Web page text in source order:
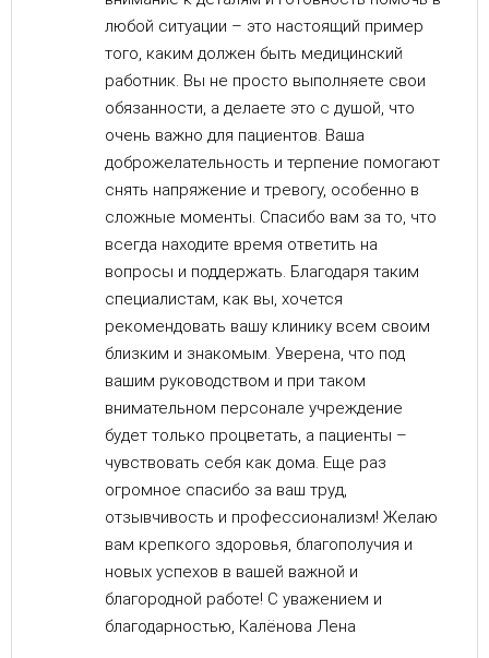
любой ситуации – это настоящий пример
того, каким должен быть медицинский
работник. Вы не просто выполняете свои
обязанности, а делаете это с душой, что
очень важно для пациентов. Ваша
доброжелательность и терпение помогают
снять напряжение и тревогу, особенно в
сложные моменты. Спасибо вам за то, что
всегда находите время ответить на
вопросы и поддержать. Благодаря таким
специалистам, как вы, хочется
рекомендовать вашу клинику всем своим
близким и знакомым. Уверена, что под
вашим руководством и при таком
внимательном персонале учреждение
будет только процветать, а пациенты –
чувствовать себя как дома. Еще раз
огромное спасибо за ваш труд,
отзывчивость и профессионализм! Желаю
вам крепкого здоровья, благополучия и
новых успехов в вашей важной и
благородной работе! С уважением и
благодарностью, Калёнова Лена